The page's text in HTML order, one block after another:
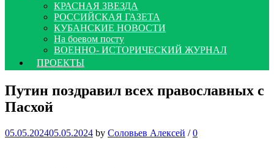
КРАСНАЯ ЗВЕЗДА
РОССИЙСКАЯ ГАЗЕТА
КУБАНСКИЕ НОВОСТИ
На боевом посту
ВОЕННО- ИСТОРИЧЕСКИЙ ЖУРНАЛ
ПРОЕКТЫ
Путин поздравил всех православных с
Пасхой
05.05.202405.05.2024 by Соловьев Алексей / 0